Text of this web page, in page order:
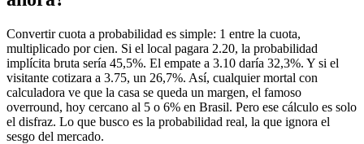
Convertir cuota a probabilidad es simple: 1 entre la cuota,
multiplicado por cien. Si el local pagara 2.20, la probabilidad
implícita bruta sería 45,5%. El empate a 3.10 daría 32,3%. Y si el
visitante cotizara a 3.75, un 26,7%. Así, cualquier mortal con
calculadora ve que la casa se queda un margen, el famoso
overround, hoy cercano al 5 o 6% en Brasil. Pero ese cálculo es solo
el disfraz. Lo que busco es la probabilidad real, la que ignora el
sesgo del mercado.